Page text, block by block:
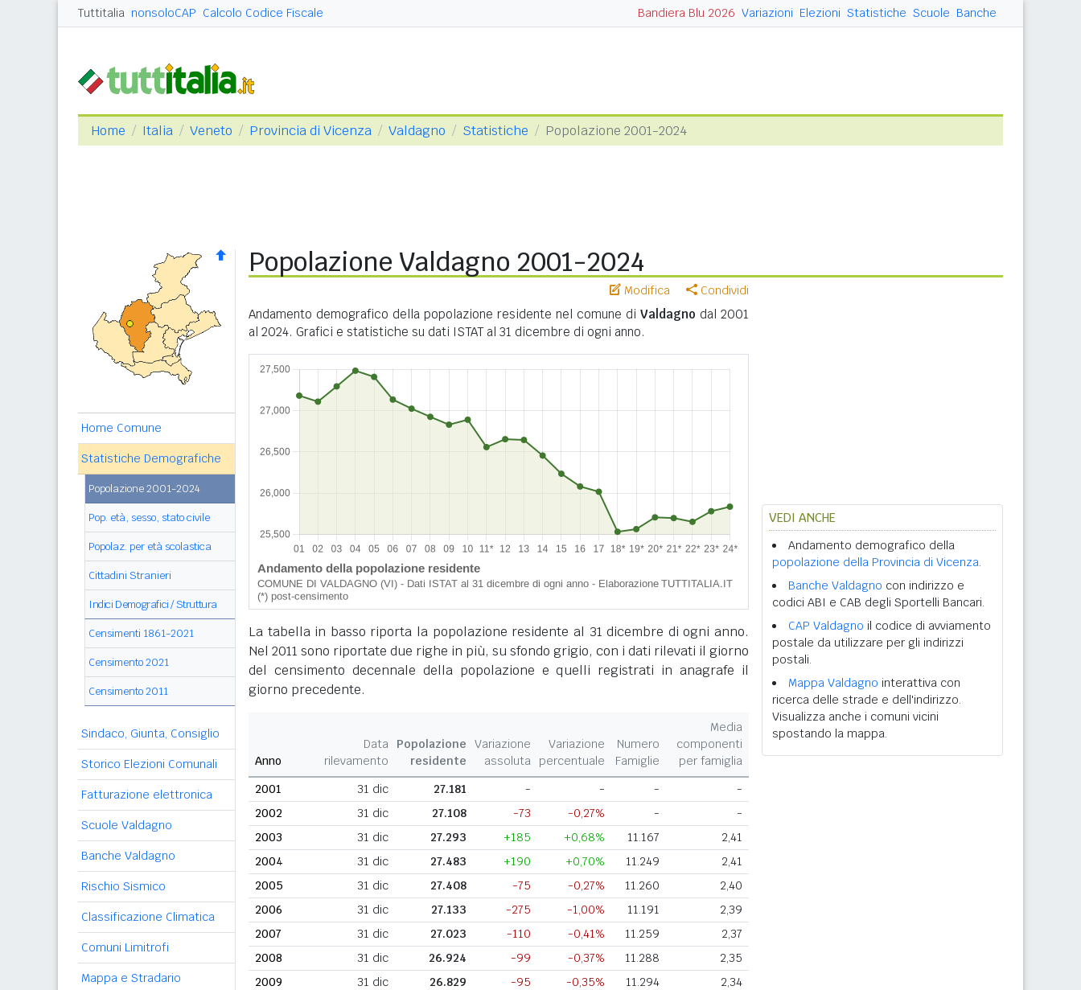
Tuttitalia nonsoloCAP Calcolo Codice Fiscale Bandiera Blu 2026 Variazioni Elezioni Statistiche Scuole Banche
Home Italia Veneto Provincia di Vicenza Valdagno Statistiche Popolazione 2001-2024
Home Comune
Statistiche Demografiche
Popolazione 2001-2024
Pop. età, sesso, stato civile
Popolaz. per età scolastica
Cittadini Stranieri
Indici Demografici / Struttura
Censimenti 1861-2021
Censimento 2021
Censimento 2011
Sindaco, Giunta, Consiglio
Storico Elezioni Comunali
Fatturazione elettronica
Scuole Valdagno
Banche Valdagno
Rischio Sismico
Classificazione Climatica
Comuni Limitrofi
Mappa e Stradario
Popolazione Valdagno 2001-2024
Modifica Condividi
Andamento demografico della popolazione residente nel comune di Valdagno dal 2001
al 2024. Grafici e statistiche su dati ISTAT al 31 dicembre di ogni anno.
La tabella in basso riporta la popolazione residente al 31 dicembre di ogni anno.
Nel 2011 sono riportate due righe in più, su sfondo grigio, con i dati rilevati il giorno
del censimento decennale della popolazione e quelli registrati in anagrafe il
giorno precedente.
Anno
Data
rilevamento
Popolazione
residente
Variazione
assoluta
Variazione
percentuale
Numero
Famiglie
Media
componenti
per famiglia
2001
31 dic 27.181 - - -
-
2002
31 dic 27.108 -73 -0,27% -
-
2003
31 dic 27.293 +185 +0,68% 11.167
2,41
2004
31 dic 27.483 +190 +0,70% 11.249
2,41
2005
31 dic 27.408 -75 -0,27% 11.260
2,40
2006
31 dic 27.133 -275 -1,00% 11.191
2,39
2007
31 dic 27.023 -110 -0,41% 11.259
2,37
2008
31 dic 26.924 -99 -0,37% 11.288
2,35
2009
31 dic 26.829 -95 -0,35% 11.294
2,34
VEDI ANCHE
Andamento demografico della
popolazione della Provincia di Vicenza.
Banche Valdagno con indirizzo e
codici ABI e CAB degli Sportelli Bancari.
CAP Valdagno il codice di avviamento
postale da utilizzare per gli indirizzi
postali.
Mappa Valdagno interattiva con
ricerca delle strade e dell'indirizzo.
Visualizza anche i comuni vicini
spostando la mappa.